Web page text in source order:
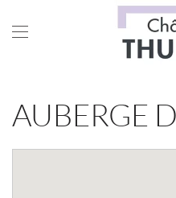
Skip to main content
AUBERGE